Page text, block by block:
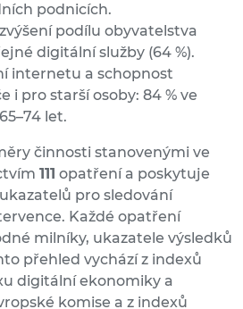
podnicích.
podílu obyvatelstva
digitální služby (64 %).
internetu a schopnost
i pro starší osoby: 84 % ve
let.
činnosti stanovenými ve
111 opatření a poskytuje
ukazatelů pro sledování
Každé opatření
milníky, ukazatele výsledků
přehled vychází z indexů
digitální ekonomiky a
komise a z indexů